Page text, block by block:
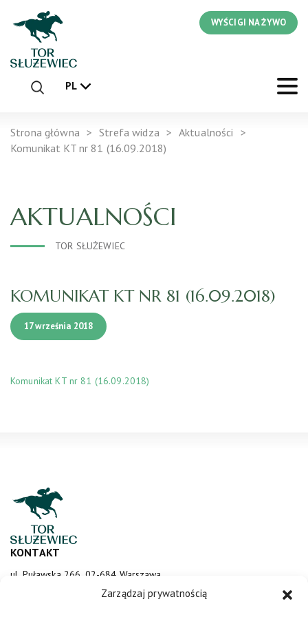
Zarządzaj prywatnością
WYŚCIGI NA ŻYWO
PL
Strona główna Strefa widza
Aktualności
Komunikat KT nr 81 (16.09.2018)
AKTUALNOŚCI
TOR SŁUŻEWIEC
KOMUNIKAT KT NR 81 (16.09.2018)
17 września 2018
Komunikat KT nr 81 (16.09.2018)
KONTAKT
ul. Puławska 266, 02-684 Warszawa
sluzewiec@totalizator.pl